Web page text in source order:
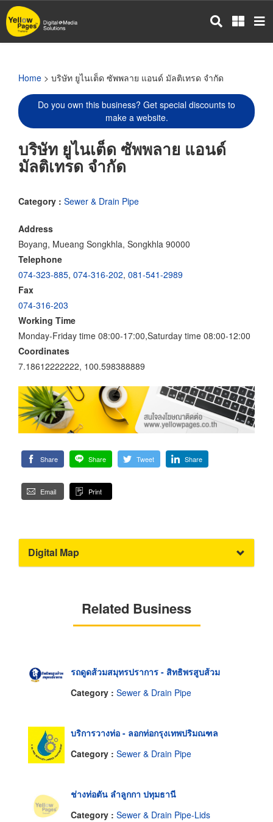
Skip
to
main
Home > บริษัท ยูไนเต็ด ซัพพลาย แอนด์ มัลติเทรด จำกัด
Do you own this business? Get special discounts to
make a website.
บริษัท ยูไนเต็ด ซัพพลาย แอนด์
มัลติเทรด จำกัด
Category : Sewer & Drain Pipe
Address
Boyang, Mueang Songkhla, Songkhla 90000
Telephone
074-323-885, 074-316-202, 081-541-2989
Fax
074-316-203
Working Time
Monday-Friday time 08:00-17:00,Saturday time 08:00-12:00
Coordinates
7.18612222222, 100.598388889
Share Share Tweet Share
Email Print
Digital Map
Related Business
รถดูดส้วมสมุทรปราการ - สิทธิพรสูบส้วม
Category : Sewer & Drain Pipe
บริการวางท่อ - ลอกท่อกรุงเทพปริมณฑล
Category : Sewer & Drain Pipe
ช่างท่อตัน ลำลูกกา ปทุมธานี
Category : Sewer & Drain Pipe-Lids